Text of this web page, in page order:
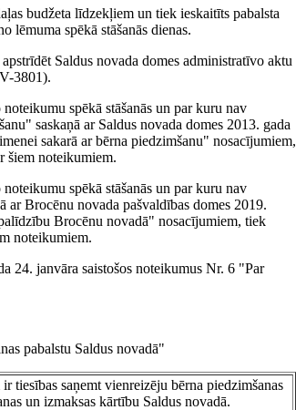
budžeta līdzekļiem un tiek ieskaitīts pabalsta
lēmuma spēkā stāšanās dienas.
Saldus novada domes administratīvo aktu
3801).
spēkā stāšanās un par kuru nav
saskaņā ar Saldus novada domes 2013. gada
sakarā ar bērna piedzimšanu" nosacījumiem,
šiem noteikumiem.
spēkā stāšanās un par kuru nav
ar Brocēnu novada pašvaldības domes 2019.
Brocēnu novadā" nosacījumiem, tiek
noteikumiem.
24. janvāra saistošos noteikumus Nr. 6 "Par
pabalstu Saldus novadā"
tiesības saņemt vienreizēju bērna piedzimšanas
un izmaksas kārtību Saldus novadā.